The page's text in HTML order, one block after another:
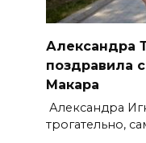
Александра
поздравила
Макара
Александра
трогательно,